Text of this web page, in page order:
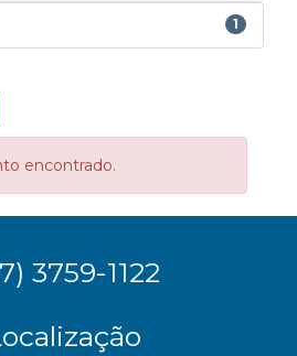
1
encontrado.
3759-1122